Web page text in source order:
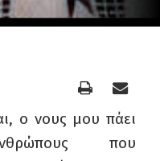
ο νους μου πάει
που